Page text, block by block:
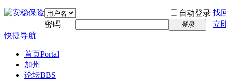
自动登录 找
密码
登录
立
快捷导航
首页Portal
加州
论坛BBS